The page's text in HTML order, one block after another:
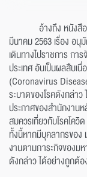
อ้างถึง หนังสื
มีนาคม 2563 เรื่อง อนุ
เดินทางไปราชการ กา
ประเทศ อันเป็นผลสืบเ
(Coronavirus
ระบาดของโรคดังกล่า
ประกาศของสำนักงาน
สมควรเกี่ยวกับโรคโควิ
ทั้งนี้หากมีบุคลากรของ
งานตามภาระกิจของมห
ดังกล่าว ได้อย่างถูกต้